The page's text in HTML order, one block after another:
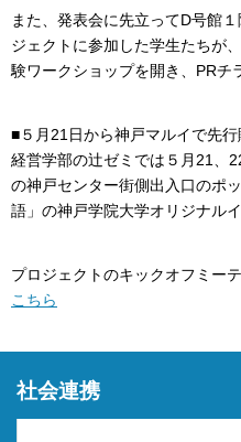
また、発表会に先立ってD号館
ジェクトに参加した学生たちが
験ワークショップを開き、PRチ
■５月21日から神戸マルイで先行
経営学部の辻ゼミでは５月21、
の神戸センター街側出入口のポ
語」の神戸学院大学オリジナル
プロジェクトのキックオフミー
こちら
社会連携